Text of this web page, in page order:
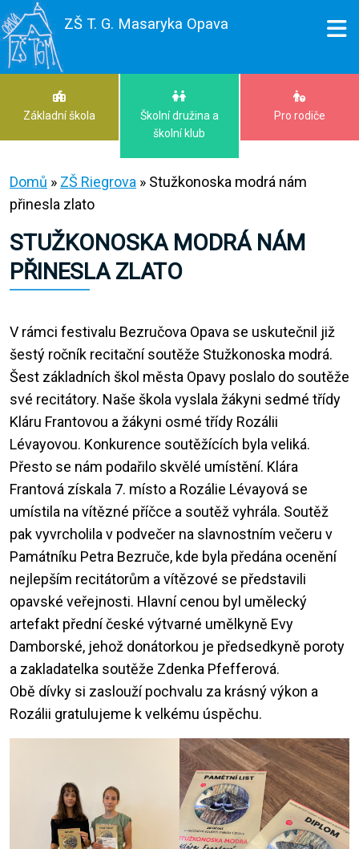
ZŠ T. G. Masaryka Opava
Základní škola
Školní družina a
školní klub
Pro rodiče
Domů » ZŠ Riegrova » Stužkonoska modrá nám
přinesla zlato
STUŽKONOSKA MODRÁ NÁM
PŘINESLA ZLATO
V rámci festivalu Bezručova Opava se uskutečnil již
šestý ročník recitační soutěže Stužkonoska modrá.
Šest základních škol města Opavy poslalo do soutěže
své recitátory. Naše škola vyslala žákyni sedmé třídy
Kláru Frantovou a žákyni osmé třídy Rozálii
Lévayovou. Konkurence soutěžících byla veliká.
Přesto se nám podařilo skvělé umístění. Klára
Frantová získala 7. místo a Rozálie Lévayová se
umístila na vítězné příčce a soutěž vyhrála. Soutěž
pak vyvrcholila v podvečer na slavnostním večeru v
Památníku Petra Bezruče, kde byla předána ocenění
nejlepším recitátorům a vítězové se představili
opavské veřejnosti. Hlavní cenou byl umělecký
artefakt přední české výtvarné umělkyně Evy
Damborské, jehož donátorkou je předsedkyně poroty
a zakladatelka soutěže Zdenka Pfefferová.
Obě dívky si zaslouží pochvalu za krásný výkon a
Rozálii gratulujeme k velkému úspěchu.